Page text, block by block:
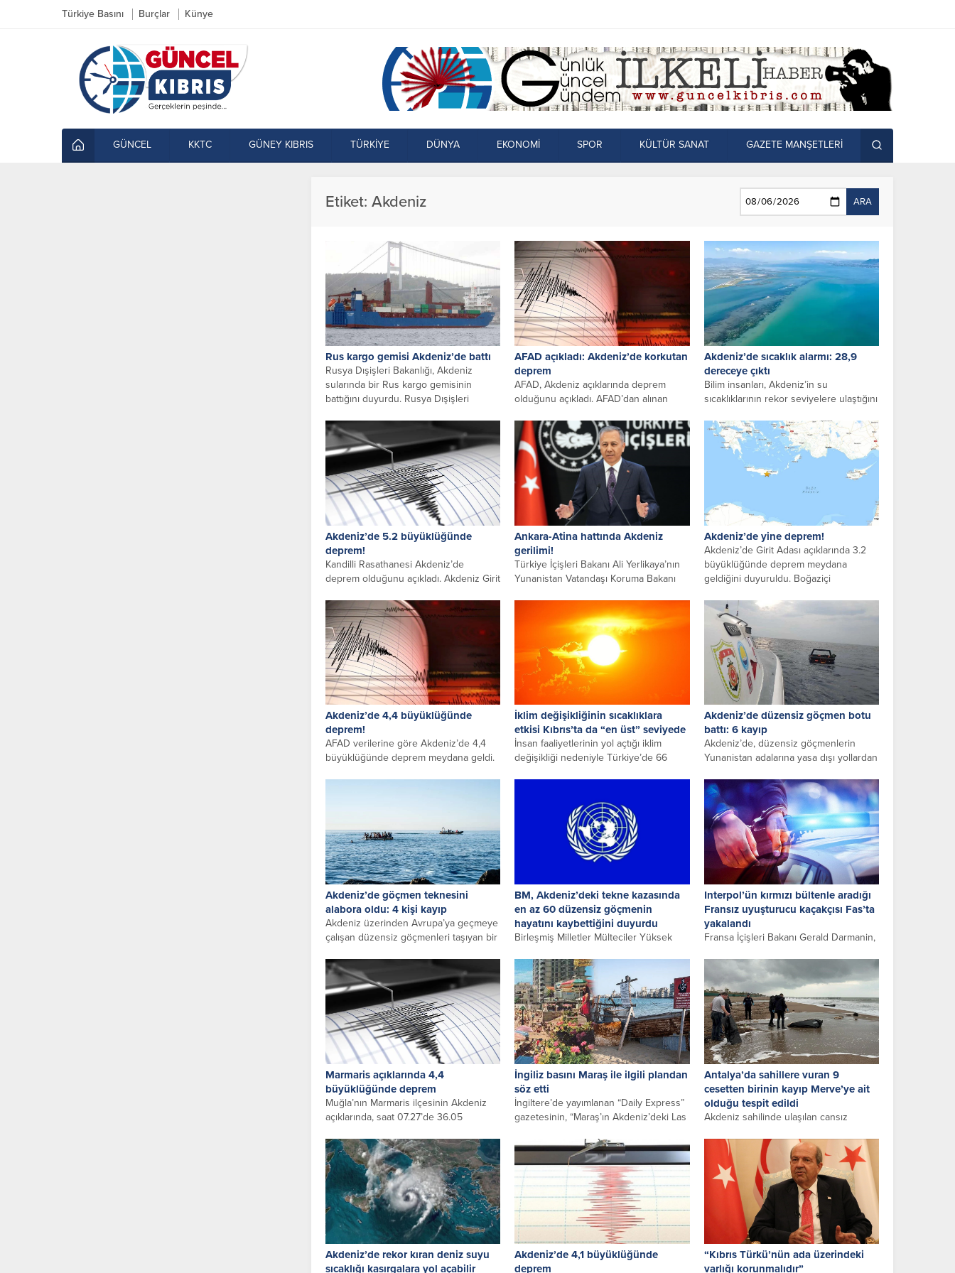
Türkiye Basını Burçlar Künye
GÜNCEL KKTC GÜNEY KIBRIS TÜRKİYE DÜNYA EKONOMİ SPOR KÜLTÜR SANAT GAZETE MANŞETLERİ
Etiket: Akdeniz ARA
Rus kargo gemisi Akdeniz’de battı
Rusya Dışişleri Bakanlığı, Akdeniz
sularında bir Rus kargo gemisinin
battığını duyurdu. Rusya Dışişleri
AFAD açıkladı: Akdeniz’de korkutan
deprem
AFAD, Akdeniz açıklarında deprem
olduğunu açıkladı. AFAD’dan alınan
gerçekleşen depremin...
Akdeniz’de sıcaklık alarmı: 28,9
dereceye çıktı
Bilim insanları, Akdeniz’in su
sıcaklıklarının rekor seviyelere ulaştığını
kentindeki Deniz Bilimleri Enstitüsü...
Akdeniz’de 5.2 büyüklüğünde
deprem!
Kandilli Rasathanesi Akdeniz’de
deprem olduğunu açıkladı. Akdeniz Girit
meydana geldi. Deprem...
Ankara-Atina hattında Akdeniz
gerilimi!
Türkiye İçişleri Bakanı Ali Yerlikaya’nın
Yunanistan Vatandaşı Koruma Bakanı
Akdeniz’de yine deprem!
Akdeniz’de Girit Adası açıklarında 3.2
büyüklüğünde deprem meydana
geldiğini duyuruldu. Boğaziçi
ve Deprem Araştırma...
Akdeniz’de 4,4 büyüklüğünde
deprem!
AFAD verilerine göre Akdeniz’de 4,4
büyüklüğünde deprem meydana geldi.
İklim değişikliğinin sıcaklıklara
etkisi Kıbrıs’ta da “en üst” seviyede
İnsan faaliyetlerinin yol açtığı iklim
değişikliği nedeniyle Türkiye’de 66
Akdeniz’de düzensiz göçmen botu
battı: 6 kayıp
Akdeniz’de, düzensiz göçmenlerin
Yunanistan adalarına yasa dışı yollardan
üzerine sürüklenen...
Akdeniz’de göçmen teknesini
alabora oldu: 4 kişi kayıp
Akdeniz üzerinden Avrupa’ya geçmeye
çalışan düzensiz göçmenleri taşıyan bir
BM, Akdeniz’deki tekne kazasında
en az 60 düzensiz göçmenin
hayatını kaybettiğini duyurdu
Birleşmiş Milletler Mülteciler Yüksek
Mantoo, Akdeniz’de düzensiz
göçmenleri taşıyan teknenin karıştığı...
Interpol’ün kırmızı bültenle aradığı
Fransız uyuşturucu kaçakçısı Fas’ta
yakalandı
Fransa İçişleri Bakanı Gerald Darmanin,
Marsilya şehrinde faaliyet gösteren ve
Interpol...
Marmaris açıklarında 4,4
büyüklüğünde deprem
Muğla’nın Marmaris ilçesinin Akdeniz
açıklarında, saat 07.27’de 36.05
deprem meydana geldi....
İngiliz basını Maraş ile ilgili plandan
söz etti
İngiltere’de yayımlanan “Daily Express”
gazetesinin, “Maraş’ın Akdeniz’deki Las
haberi, bugün Rum...
Antalya’da sahillere vuran 9
cesetten birinin kayıp Merve’ye ait
olduğu tespit edildi
Akdeniz sahilinde ulaşılan cansız
sonra Muğla’da da bir ceset bulundu....
Akdeniz’de rekor kıran deniz suyu
sıcaklığı kasırgalara yol açabilir
Akdeniz’de 4,1 büyüklüğünde
deprem
“Kıbrıs Türkü’nün ada üzerindeki
varlığı korunmalıdır”